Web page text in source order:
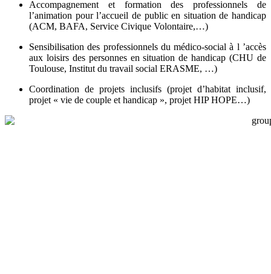
Accompagnement et formation des professionnels de
l’animation pour l’accueil de public en situation de handicap
(ACM, BAFA, Service Civique Volontaire,…)
Sensibilisation des professionnels du médico-social à l ’accès
aux loisirs des personnes en situation de handicap (CHU de
Toulouse, Institut du travail social ERASME, …)
Coordination de projets inclusifs (projet d’habitat inclusif,
projet « vie de couple et handicap », projet HIP HOPE…)